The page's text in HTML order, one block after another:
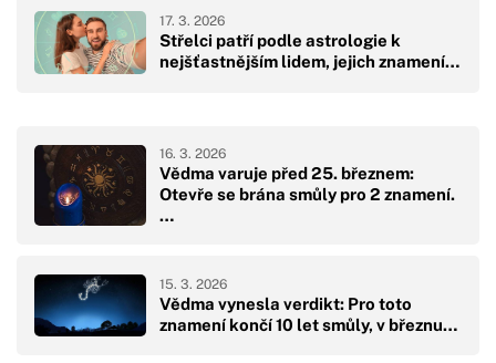
Střelci patří podle astrologie k
nejšťastnějším lidem, jejich znamení…
17. 3. 2026
Vědma varuje před 25. březnem:
Otevře se brána smůly pro 2 znamení.
…
16. 3. 2026
Vědma vynesla verdikt: Pro toto
znamení končí 10 let smůly, v březnu…
15. 3. 2026